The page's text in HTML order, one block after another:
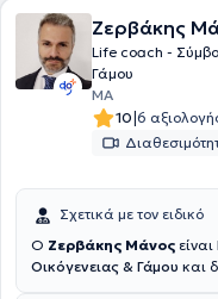
Ζερβάκης
Life coach -
Γάμου
MA
10|6
Σχετικά με τον ειδικό
Ο Ζερβάκης Μάνος είναι
Οικόγενειας & Γάμου και